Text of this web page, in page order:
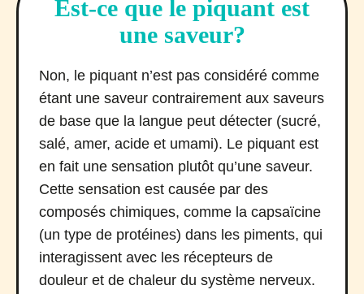
Est-ce que le piquant est
une saveur?
Non, le piquant n’est pas considéré comme
étant une saveur contrairement aux saveurs
de base que la langue peut détecter (sucré,
salé, amer, acide et umami). Le piquant est
en fait une sensation plutôt qu’une saveur.
Cette sensation est causée par des
composés chimiques, comme la capsaïcine
(un type de protéines) dans les piments, qui
interagissent avec les récepteurs de
douleur et de chaleur du système nerveux.